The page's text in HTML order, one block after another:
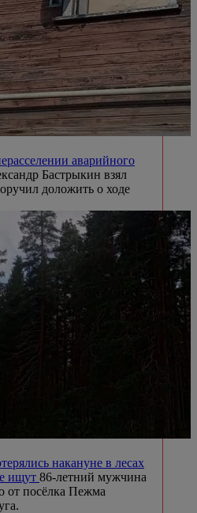
аварийного
Бастрыкин взял
доложить о ходе
накануне в лесах
ищут 86-летний мужчина
от посёлка Пежма